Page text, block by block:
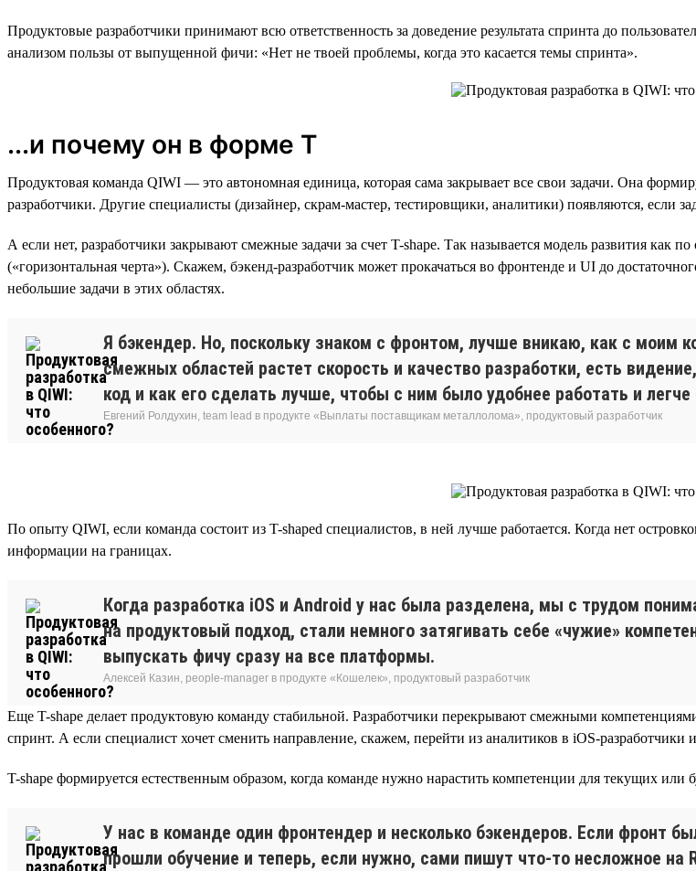
Продуктовые разработчики принимают всю ответственность за доведение результата спринта до
анализом пользы от выпущенной фичи: «Нет не твоей проблемы, когда это касается темы спринта».
...и почему он в форме Т
Продуктовая команда QIWI — это автономная единица, которая сама закрывает все свои задачи. Она
разработчики. Другие специалисты (дизайнер, скрам-мастер, тестировщики, аналитики) появляются, если
А если нет, разработчики закрывают смежные задачи за счет T-shape. Так называется модель развития как
(«горизонтальная черта»). Скажем, бэкенд-разработчик может прокачаться во фронтенде и UI до
небольшие задачи в этих областях.
Я бэкендер. Но, поскольку знаком с фронтом, лучше вникаю, как с моим
смежных областей растет скорость и качество разработки, есть
код и как его сделать лучше, чтобы с ним было удобнее работать и
Евгений Ролдухин, team lead в продукте «Выплаты поставщикам металлолома», продуктовый разработчик
По опыту QIWI, если команда состоит из T-shaped специалистов, в ней лучше работается. Когда нет
информации на границах.
Когда разработка iOS и Android у нас была разделена, мы с трудом
на продуктовый подход, стали немного затягивать себе «чужие»
выпускать фичу сразу на все платформы.
Алексей Казин, people-manager в продукте «Кошелек», продуктовый разработчик
Еще T-shape делает продуктовую команду стабильной. Разработчики перекрывают смежными
спринт. А если специалист хочет сменить направление, скажем, перейти из аналитиков в iOS-разработчики
T-shape формируется естественным образом, когда команде нужно нарастить компетенции для текущих или
У нас в команде один фронтендер и несколько бэкендеров. Если фронт
прошли обучение и теперь, если нужно, сами пишут что-то несложное